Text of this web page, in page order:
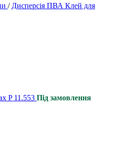
/ Дисперсія ПВА Клей для
P 11.553 Під замовлення